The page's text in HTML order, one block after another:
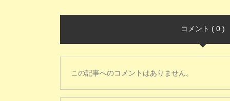
コメント ( 0 )
この記事へのコメントはありません。